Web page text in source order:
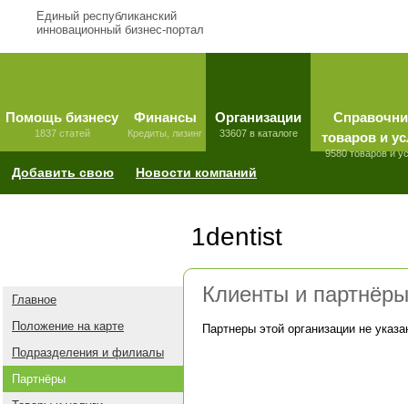
Единый республиканский
инновационный бизнес-портал
Помощь бизнесу
1837 статей
Финансы
Кредиты, лизинг
Организации
33607 в каталоге
товаров и
9580 товаров и
Добавить свою Новости компаний
1dentist
Главное
Положение на карте
Подразделения и филиалы
Партнёры
Клиенты и партнёры
Партнеры этой организации не